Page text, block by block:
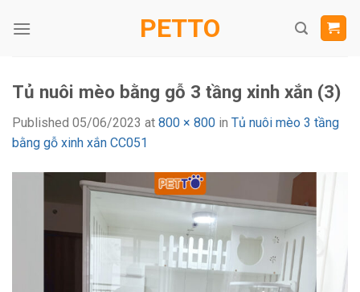
PETTO
Tủ nuôi mèo bằng gỗ 3 tầng xinh xắn (3)
Published 05/06/2023 at 800 × 800 in Tủ nuôi mèo 3 tầng
bằng gỗ xinh xắn CC051